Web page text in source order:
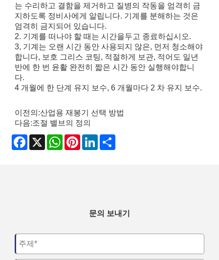
는 수리하고 결함을 제거하고 질병의 작동을 엄격히 금
지하도록 정비사에게 알립니다. 기계를 분해하는 것은
엄격히 금지되어 있습니다.
2. 기계를 떠나야 할 때는 시간을두고 종료하십시오.
3, 기계는 오랜 시간 동안 사용되지 않은, 먼저 청소해야
합니다, 보호 그리스 코팅, 적절하게 보관, 적어도 일년
반에 한 번 윤활 완전히 짧은 시간 동안 실행해야합니
다.
4 개월에 한 단계 유지 보수, 6 개월마다 2 차 유지 보수.
이전의:산업용 재봉기 선택 방법
다음:조절 밸브의 정의
Facebook
X WhatsApp
PinterestLinkedIn
문의 보내기